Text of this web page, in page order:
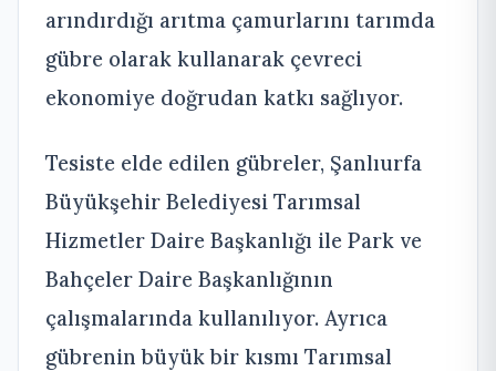
arındırdığı arıtma çamurlarını tarımda
gübre olarak kullanarak çevreci
ekonomiye doğrudan katkı sağlıyor.
Tesiste elde edilen gübreler, Şanlıurfa
Büyükşehir Belediyesi Tarımsal
Hizmetler Daire Başkanlığı ile Park ve
Bahçeler Daire Başkanlığının
çalışmalarında kullanılıyor. Ayrıca
gübrenin büyük bir kısmı Tarımsal